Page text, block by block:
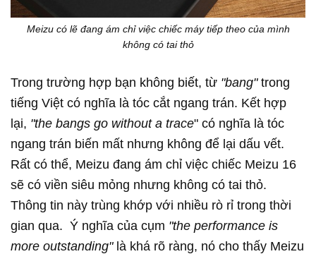
Meizu có lẽ đang ám chỉ việc chiếc máy tiếp theo của mình
không có tai thỏ
Trong trường hợp bạn không biết, từ "bang"trong
tiếng Việt có nghĩa là tóc cắt ngang trán. Kết hợp
lại, "the bangs go without a trace" có nghĩa là tóc
ngang trán biến mất nhưng không để lại dấu vết.
Rất có thể, Meizu đang ám chỉ việc chiếc Meizu 16
sẽ có viền siêu mỏng nhưng không có tai thỏ.
Thông tin này trùng khớp với nhiều rò rỉ trong thời
gian qua. Ý nghĩa của cụm "the performance is
more outstanding"là khá rõ ràng, nó cho thấy Meizu